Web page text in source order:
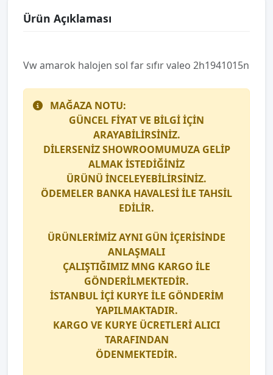
Ürün Açıklaması
Vw amarok halojen sol far sıfır valeo 2h1941015n
MAĞAZA NOTU:
GÜNCEL FİYAT VE BİLGİ İÇİN
ARAYABİLİRSİNİZ.
DİLERSENİZ SHOWROOMUMUZA GELİP
ALMAK İSTEDİĞİNİZ
ÜRÜNÜ İNCELEYEBİLİRSİNİZ.
ÖDEMELER BANKA HAVALESİ İLE TAHSİL
EDİLİR.
ÜRÜNLERİMİZ AYNI GÜN İÇERİSİNDE
ANLAŞMALI
ÇALIŞTIĞIMIZ MNG KARGO İLE
GÖNDERİLMEKTEDİR.
İSTANBUL İÇİ KURYE İLE GÖNDERİM
YAPILMAKTADIR.
KARGO VE KURYE ÜCRETLERİ ALICI
TARAFINDAN
ÖDENMEKTEDİR.